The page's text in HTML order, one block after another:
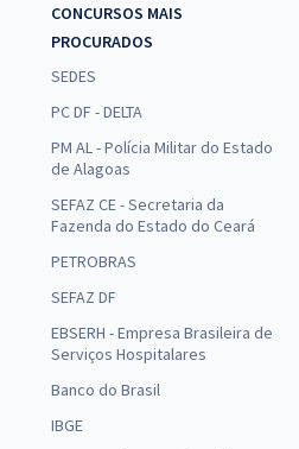
CONCURSOS MAIS
PROCURADOS
SEDES
PC DF - DELTA
PM AL - Polícia Militar do Estado
de Alagoas
SEFAZ CE - Secretaria da
Fazenda do Estado do Ceará
PETROBRAS
SEFAZ DF
EBSERH - Empresa Brasileira de
Serviços Hospitalares
Banco do Brasil
IBGE